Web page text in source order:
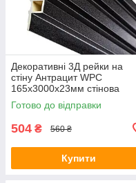
Декоративні 3Д рейки на
стіну Антрацит WPC
165х3000х23мм стінова
рейка вертикальна композит
під дерево
Готово до відправки
504 ₴ 560 ₴
Купити